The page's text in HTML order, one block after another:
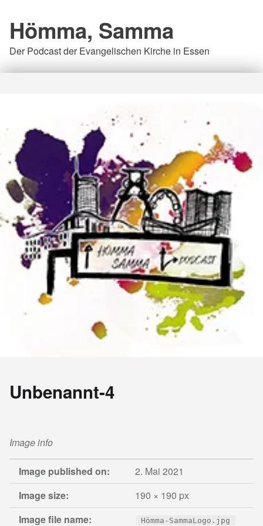
Hömma, Samma
Der Podcast der Evangelischen Kirche in Essen
Unbenannt-4
Image info
Image published on:
2. Mai 2021
Image size:
190 × 190 px
Image file name:
Hömma-SammaLogo.jpg